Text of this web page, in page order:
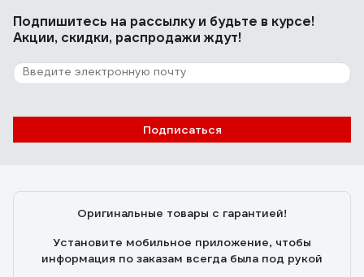
Подпишитесь на рассылкуи будьте в курсе!
Акции, скидки, распродажи ждут!
Подписаться
Оригинальные товары с гарантией!
Установите мобильное приложение, чтобы
информация по заказам всегда была под рукой